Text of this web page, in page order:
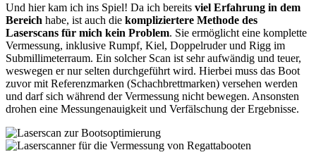
Und hier kam ich ins Spiel! Da ich bereits viel Erfahrung in dem
Bereich habe, ist auch die kompliziertere Methode des
Laserscans für mich kein Problem. Sie ermöglicht eine komplette
Vermessung, inklusive Rumpf, Kiel, Doppelruder und Rigg im
Submillimeterraum. Ein solcher Scan ist sehr aufwändig und teuer,
weswegen er nur selten durchgeführt wird. Hierbei muss das Boot
zuvor mit Referenzmarken (Schachbrettmarken) versehen werden
und darf sich während der Vermessung nicht bewegen. Ansonsten
drohen eine Messungenauigkeit und Verfälschung der Ergebnisse.